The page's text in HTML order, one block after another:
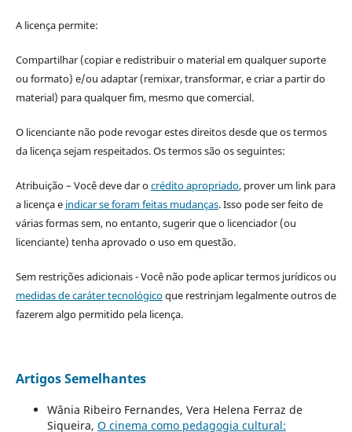
A licença permite:
Compartilhar (copiar e redistribuir o material em qualquer suporte
ou formato) e/ou adaptar (remixar, transformar, e criar a partir do
material) para qualquer fim, mesmo que comercial.
O licenciante não pode revogar estes direitos desde que os termos
da licença sejam respeitados. Os termos são os seguintes:
Atribuição – Você deve dar ocrédito apropriado, prover um link para
a licença e indicar se foram feitas mudanças. Isso pode ser feito de
várias formas sem, no entanto, sugerir que o licenciador (ou
licenciante) tenha aprovado o uso em questão.
Sem restrições adicionais - Você não pode aplicar termos jurídicos ou
medidas de caráter tecnológicoque restrinjam legalmente outros de
fazerem algo permitido pela licença.
Artigos Semelhantes
Wânia Ribeiro Fernandes, Vera Helena Ferraz de
Siqueira, O cinema como pedagogia cultural: